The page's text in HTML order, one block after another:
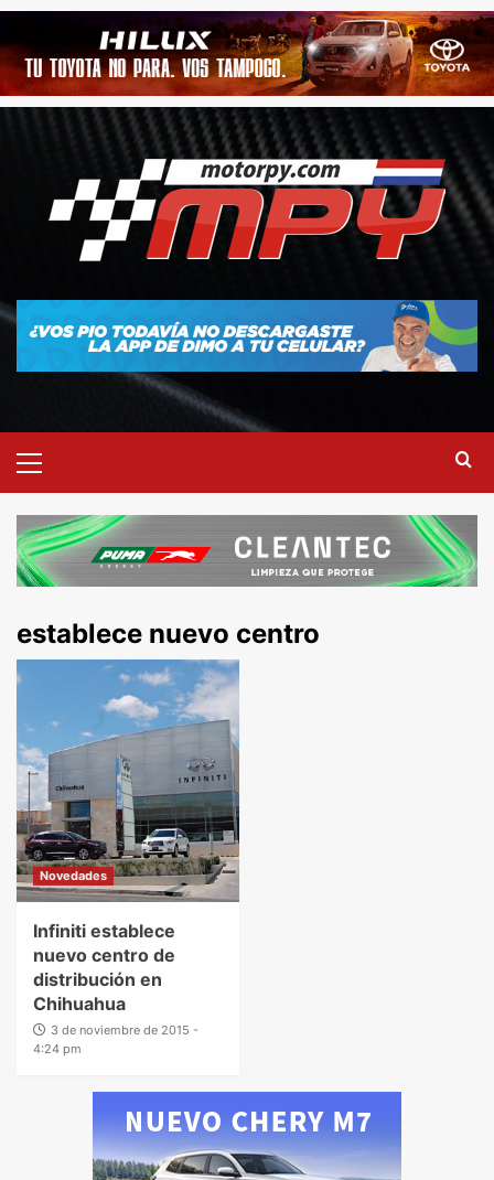
establece nuevo centro
Novedades
Infiniti establece
nuevo centro de
distribución en
Chihuahua
3 de noviembre de 2015 -
4:24 pm